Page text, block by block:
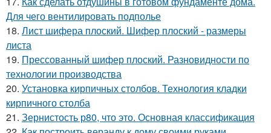
Для чего вентилировать подполье
18. Лист шифера плоский. Шифер плоский - размеры
листа
19. Прессованный шифер плоский. Разновидности по
технологии производства
20. Установка кирпичных столбов. Технология кладки
кирпичного столба
21. Зернистость р80, что это. Основная классификация